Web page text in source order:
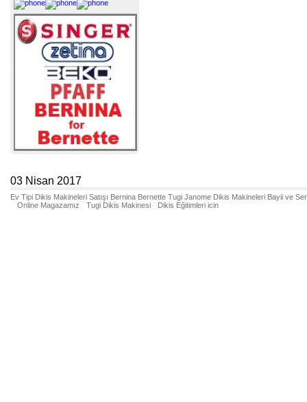
03 Nisan 2017
Ev Tipi Dikis Makineleri Satışı Bernina Bernette Tugi Janome Dikis Makineleri Bayii ve
Online Magazamız
Tugi Dikis Makinesi Dikis Eğitimleri icin